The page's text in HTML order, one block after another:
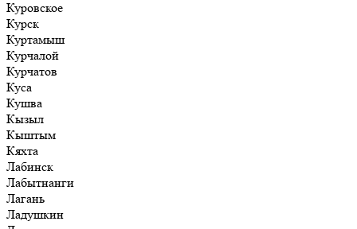
Куровское
Курск
Куртамыш
Курчалой
Курчатов
Куса
Кушва
Кызыл
Кыштым
Кяхта
Лабинск
Лабытнанги
Лагань
Ладушкин